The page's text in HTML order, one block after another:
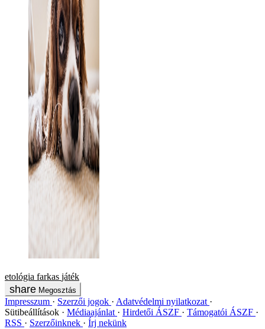
etológia farkas játék
Megosztás
Impresszum Szerzői jogok
Adatvédelmi nyilatkozat
Sütibeállítások
Médiaajánlat Hirdetői ÁSZF
Támogatói ÁSZF
RSS
Szerzőinknek Írj nekünk